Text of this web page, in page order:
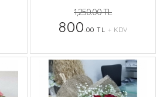
1,250.00 TL
800.00 TL+ KDV